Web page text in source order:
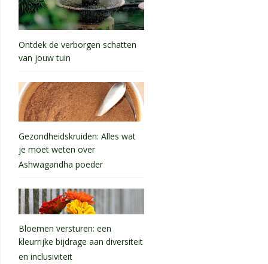
Ontdek de verborgen schatten
van jouw tuin
Gezondheidskruiden: Alles wat
je moet weten over
Ashwagandha poeder
Bloemen versturen: een
kleurrijke bijdrage aan diversiteit
en inclusiviteit